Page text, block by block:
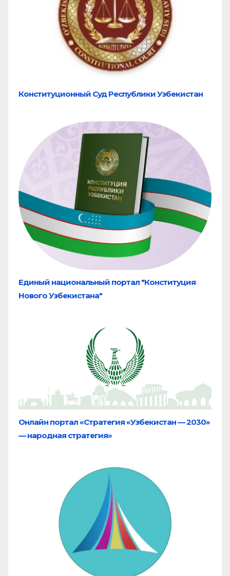
Конституционный Суд Республики Узбекистан
Единый национальный портал "Конституция
Нового Узбекистана"
Онлайн портал «Стратегия «Узбекистан — 2030»
— народная стратегия»